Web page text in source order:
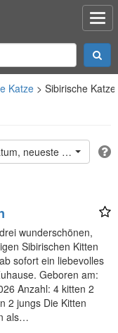
Katze Sibirische
neueste oben
wunderschönen,
Sibirischen Kitten
sofort ein liebevolles
Geboren am:
Anzahl: 4 kitten 2
2 jungs Die Kitten
als…